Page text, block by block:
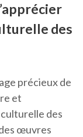
des
précieux de
et
des
œuvres